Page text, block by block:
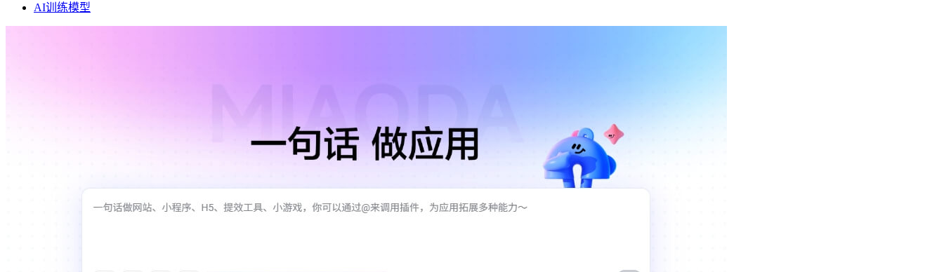
AI训练模型